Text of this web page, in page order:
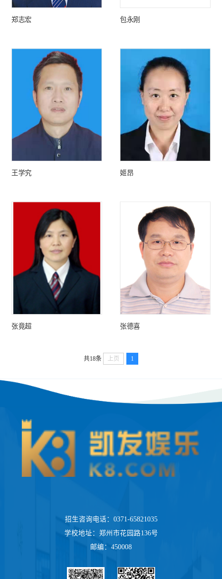
郑志宏 包永刚
王学究 姬昂
张竟超 张德喜
共18条 上页 1
招生咨询电话：0371-65821035
学校地址：郑州市花园路136号
邮编：450008